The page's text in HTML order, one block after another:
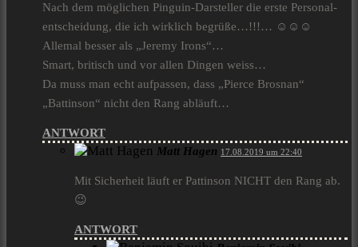
Nach dem möglichen Pinguin-Darsteller die erste Personal-
entscheidung, die ich wirklich begrüße…!!!… ☺☺☺
Allemal besser als „Jeremy Irons“…
Smart, britisch und vor allen Dingen weiss…
Da muss man echt aufpassen, dass „Pierce Brosnan“
„Battinson“ nicht den Rang abläuft…
ANTWORT
Matt Hagen 17.08.2019 um 22:40
Mit Sicherheit läuft er Pattinson NICHT den Rang ab.
😉
ANTWORT